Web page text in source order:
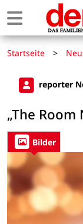
Startseite >
reporter
„The Room
Bilder